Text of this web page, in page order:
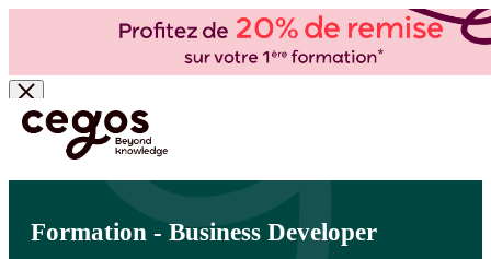
Skip to main content
Vous êtes ici : Accueil >Cegos, organisme de formation à Paris et en régions
>Vente et négociation
Formation - Business Developer